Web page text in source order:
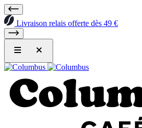
Livraison relais offerte dès 49 €